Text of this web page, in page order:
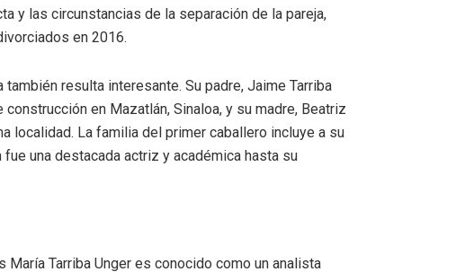
y las circunstancias de la separación de la pareja,
en 2016.
resulta interesante. Su padre, Jaime Tarriba
en Mazatlán, Sinaloa, y su madre, Beatriz
localidad. La familia del primer caballero incluye a su
fue una destacada actriz y académica hasta su
Tarriba Unger es conocido como un analista